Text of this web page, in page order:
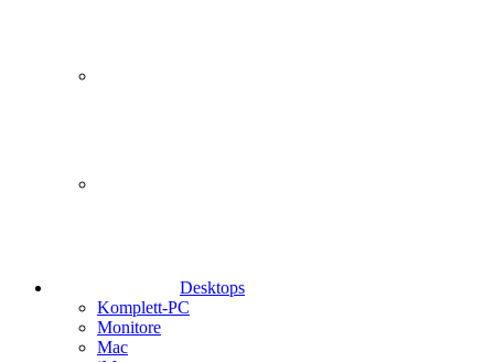
Desktops
Komplett-PC
Monitore
Mac